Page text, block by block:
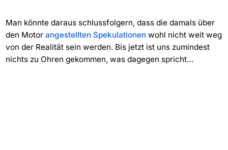
Man könnte daraus schlussfolgern, dass die damals über
den Motor angestellten Spekulationenwohl nicht weit weg
von der Realität sein werden. Bis jetzt ist uns zumindest
nichts zu Ohren gekommen, was dagegen spricht…